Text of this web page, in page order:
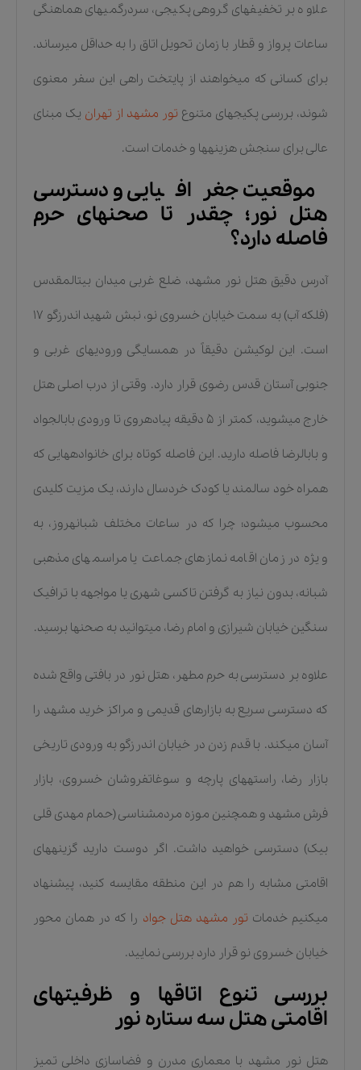
علاوه بر تخفیفهای گروهی پکیجی، سردرگمیهای هماهنگی
ساعات پرواز و قطار با زمان تحویل اتاق را به حداقل میرساند.
برای کسانی که میخواهند از پایتخت راهی این سفر معنوی
شوند، بررسی پکیجهای متنوع تور مشهد از تهران یک مبنای
عالی برای سنجش هزینهها و خدمات است.
موقعیت جغرافیایی و دسترسی
هتل نور؛ چقدر تا صحنهای حرم
فاصله دارد؟
آدرس دقیق هتل نور مشهد، ضلع غربی میدان بیتالمقدس
(فلکه آب) به سمت خیابان خسروی نو، نبش شهید اندرزگو ۱۷
است. این لوکیشن دقیقاً در همسایگی ورودیهای غربی و
جنوبی آستان قدس رضوی قرار دارد. وقتی از درب اصلی هتل
خارج میشوید، کمتر از ۵ دقیقه پیادهروی تا ورودی بابالجواد
و بابالرضا فاصله دارید. این فاصله کوتاه برای خانوادههایی که
همراه خود سالمند یا کودک خردسال دارند، یک مزیت کلیدی
محسوب میشود؛ چرا که در ساعات مختلف شبانهروز، به
ویژه در زمان اقامه نمازهای جماعت یا مراسمهای مذهبی
شبانه، بدون نیاز به گرفتن تاکسی شهری یا مواجهه با ترافیک
سنگین خیابان شیرازی و امام رضا، میتوانید به صحنها برسید.
علاوه بر دسترسی به حرم مطهر، هتل نور در بافتی واقع شده
که دسترسی سریع به بازارهای قدیمی و مراکز خرید مشهد را
آسان میکند. با قدم زدن در خیابان اندرزگو به ورودی تاریخی
بازار رضا، راستههای پارچه و سوغاتفروشان خسروی، بازار
فرش مشهد و همچنین موزه مردمشناسی (حمام مهدی قلی
بیک) دسترسی خواهید داشت. اگر دوست دارید گزینههای
اقامتی مشابه را هم در این منطقه مقایسه کنید، پیشنهاد
میکنیم خدماتتور مشهد هتل جواد را که در همان محور
خیابان خسروی نو قرار دارد بررسی نمایید.
بررسی تنوع اتاقها و ظرفیتهای
اقامتی هتل سه ستاره نور
هتل نور مشهد با معماری مدرن و فضاسازی داخلی تمیز